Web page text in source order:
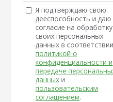
Я подтверждаю свою
дееспособность и даю
согласие на обработку
своих персональных
данных в
политикой о
конфиденциальности и
передаче
данных и
пользовательским
соглашением.